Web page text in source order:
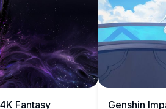
Fantasy Genshin